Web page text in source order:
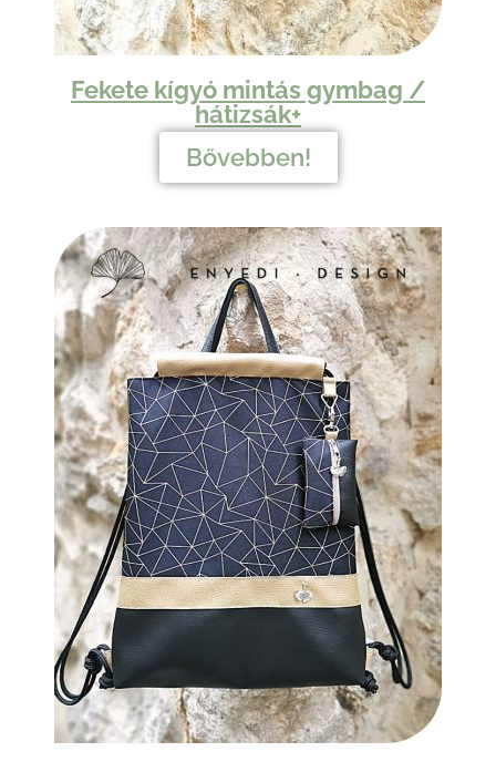
Fekete kígyó mintás gymbag /
hátizsák+
Bővebben!